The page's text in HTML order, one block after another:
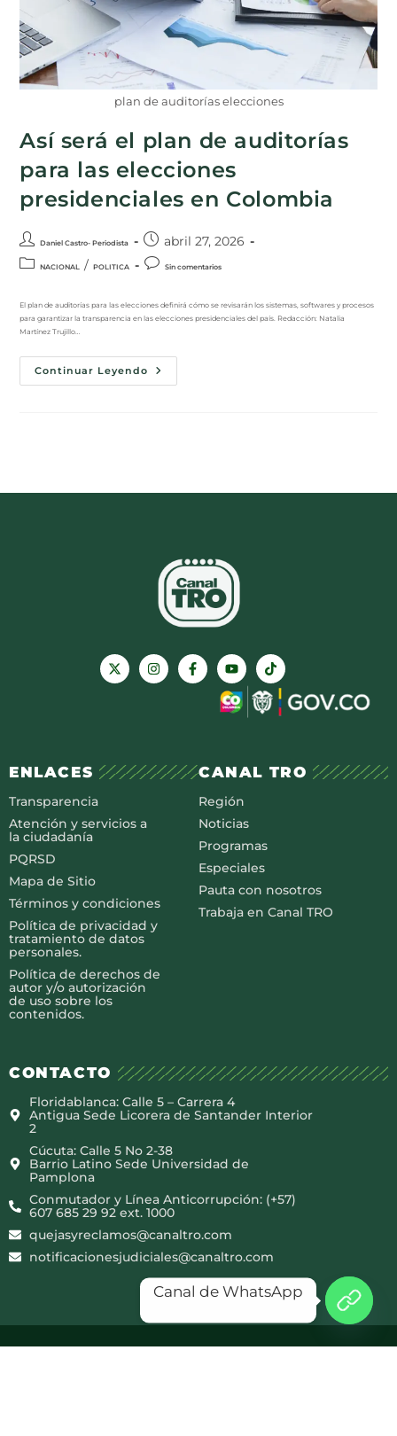
plan de auditorías elecciones
Así será el plan de auditorías
para las elecciones
presidenciales en Colombia
Daniel Castro- Periodista abril 27, 2026
NACIONAL / POLITICA Sin comentarios
El plan de auditorías para las elecciones definirá cómo se revisarán los sistemas, softwares y procesos
para garantizar la transparencia en las elecciones presidenciales del país. Redacción: Natalia
Martínez Trujillo…
Continuar Leyendo
ENLACES
Transparencia
Atención y servicios a
la ciudadanía
PQRSD
Mapa de Sitio
Términos y condiciones
Política de privacidad y
tratamiento de datos
personales.
Política de derechos de
autor y/o autorización
de uso sobre los
contenidos.
CANAL TRO
Región
Noticias
Programas
Especiales
Pauta con nosotros
Trabaja en Canal TRO
CONTACTO
Floridablanca: Calle 5 – Carrera 4
Antigua Sede Licorera de Santander Interior
2
Cúcuta: Calle 5 No 2-38
Barrio Latino Sede Universidad de
Pamplona
Conmutador y Línea Anticorrupción: (+57)
607 685 29 92 ext. 1000
quejasyreclamos@canaltro.com
notificacionesjudiciales@canaltro.com
Canal de WhatsApp